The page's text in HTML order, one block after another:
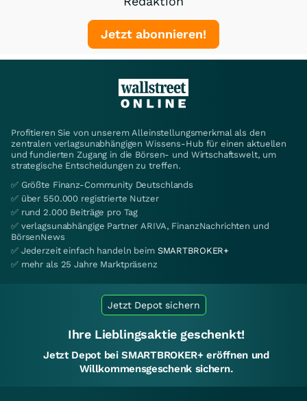
Jetzt abonnieren!
Profitieren Sie von unserem Alleinstellungsmerkmal als den
zentralen verlagsunabhängigen Wissens-Hub für einen aktuellen
und fundierten Zugang in die Börsen- und Wirtschaftswelt, um
strategische Entscheidungen zu treffen.
✅ Größte Finanz-Community Deutschlands
✅ über 550.000 registrierte Nutzer
✅ rund 2.000 Beiträge pro Tag
✅ verlagsunabhängige Partner ARIVA, FinanzNachrichten und
BörsenNews
✅ Jederzeit einfach handeln beim SMARTBROKER+
✅ mehr als 25 Jahre Marktpräsenz
Jetzt Depot sichern
Ihre Lieblingsaktie geschenkt!
Jetzt Depot bei SMARTBROKER+ eröffnen und
Willkommensgeschenk sichern.